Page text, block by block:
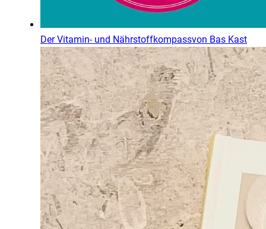
Der Vitamin- und Nährstoffkompassvon Bas Kast